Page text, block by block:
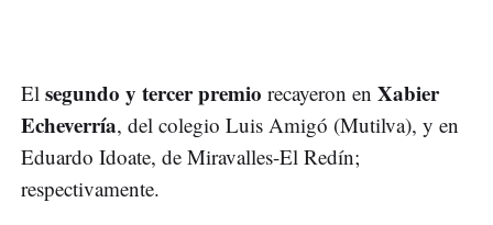
El segundo y tercer premio recayeron en Xabier
Echeverría, del colegio Luis Amigó (Mutilva), y en
Eduardo Idoate, de Miravalles-El Redín;
respectivamente.